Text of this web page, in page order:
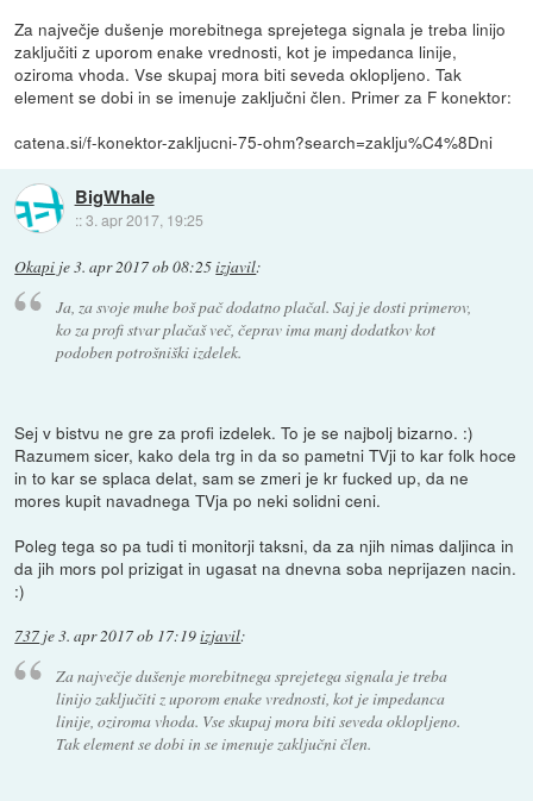
Za največje dušenje morebitnega sprejetega signala je treba linijo
zaključiti z uporom enake vrednosti, kot je impedanca linije,
oziroma vhoda. Vse skupaj mora biti seveda oklopljeno. Tak
element se dobi in se imenuje zaključni člen. Primer za F konektor:
catena.si/f-konektor-zakljucni-75-ohm?search=zaklju%C4%8Dni
BigWhale
::3. apr 2017, 19:25
Okapi je3. apr 2017 ob 08:25izjavil:
Ja, za svoje muhe boš pač dodatno plačal. Saj je dosti primerov,
ko za profi stvar plačaš več, čeprav ima manj dodatkov kot
podoben potrošniški izdelek.
Sej v bistvu ne gre za profi izdelek. To je se najbolj bizarno. :)
Razumem sicer, kako dela trg in da so pametni TVji to kar folk hoce
in to kar se splaca delat, sam se zmeri je kr fucked up, da ne
mores kupit navadnega TVja po neki solidni ceni.
Poleg tega so pa tudi ti monitorji taksni, da za njih nimas daljinca in
da jih mors pol prizigat in ugasat na dnevna soba neprijazen nacin.
:)
737 je3. apr 2017 ob 17:19izjavil:
Za največje dušenje morebitnega sprejetega signala je treba
linijo zaključiti z uporom enake vrednosti, kot je impedanca
linije, oziroma vhoda. Vse skupaj mora biti seveda oklopljeno.
Tak element se dobi in se imenuje zaključni člen.